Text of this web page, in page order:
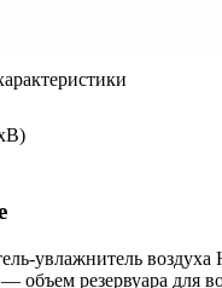
увлажнитель
объем резервуара для